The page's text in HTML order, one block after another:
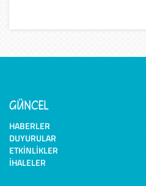
GÜNCEL
HABERLER
DUYURULAR
ETKINLIKLER
İHALELER